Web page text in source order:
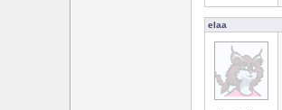
elaa